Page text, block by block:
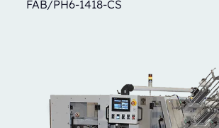
FAB/PH6-1418-CS